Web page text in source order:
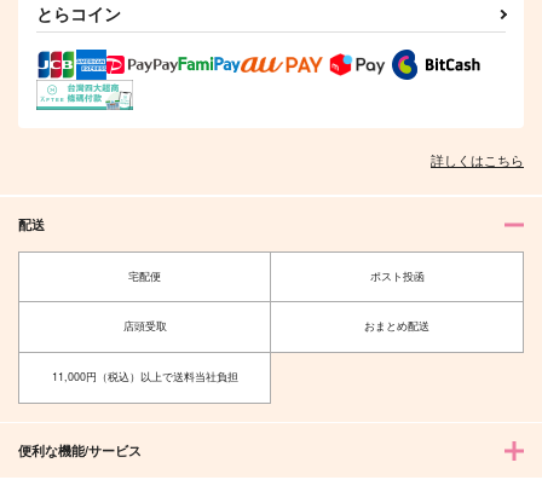
そらまめごはん
990円（税込）
カリム・アルアジーム カイザー×潔世一
990円
カリム・アルアジーム
作品詳細
とらコイン
詳しくはこちら
配送
宅配便 ポスト投函
店頭受取 おまとめ配送
11,000円（税込）以上で送料当社負担
便利な機能/サービス